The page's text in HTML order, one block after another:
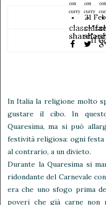
con
curry
"
share">
con
curry
"
con
"
21
11
In Italia la religione molto
gustare il cibo. In
Quaresima, ma si può
festività religiosa: ogni
al contrario, a un divieto.
Durante la Quaresima si
ridondante del Carnevale
era che uno sfogo prima
poveri che già carne non